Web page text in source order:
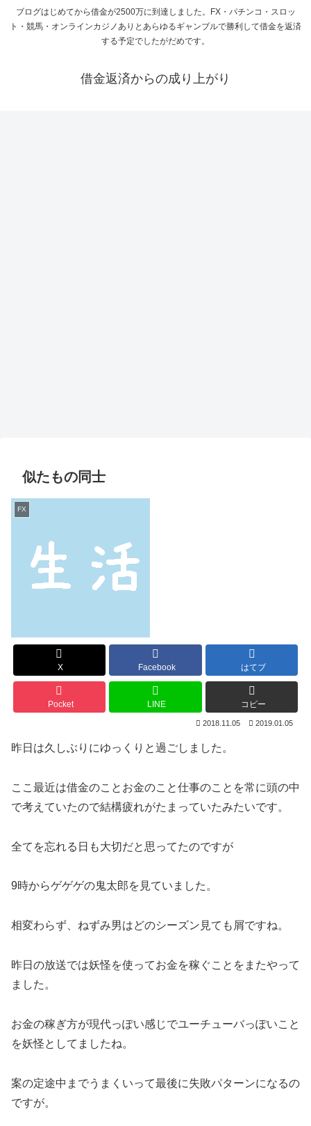
ブログはじめてから借金が2500万に到達しました。FX・パチンコ・スロッ
ト・競馬・オンラインカジノありとあらゆるギャンブルで勝利して借金を返済
する予定でしたがだめです。
借金返済からの成り上がり
似たもの同士
FX
X Facebook はてブ
Pocket LINE コピー
2018.11.05 2019.01.05
昨日は久しぶりにゆっくりと過ごしました。
ここ最近は借金のことお金のこと仕事のことを常に頭の中
で考えていたので結構疲れがたまっていたみたいです。
全てを忘れる日も大切だと思ってたのですが
9時からゲゲゲの鬼太郎を見ていました。
相変わらず、ねずみ男はどのシーズン見ても屑ですね。
昨日の放送では妖怪を使ってお金を稼ぐことをまたやって
ました。
お金の稼ぎ方が現代っぽい感じでユーチューバっぽいこと
を妖怪としてましたね。
案の定途中までうまくいって最後に失敗パターンになるの
ですが。